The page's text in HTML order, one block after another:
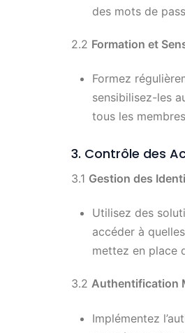
des mots de
2.2 Formation et
Formez
sensibilisez-les
tous les
3. Contrôle des
3.1 Gestion des
Utilisez des
accéder à
mettez en place
3.2 Authentification
Implémentez